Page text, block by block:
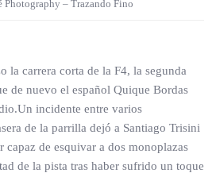
Photography – Trazando Fino
la carrera corta de la F4, la segunda
de nuevo el español Quique Bordas
incidente entre varios
de la parrilla dejó a Santiago Trisini
capaz de esquivar a dos monoplazas
de la pista tras haber sufrido un toque